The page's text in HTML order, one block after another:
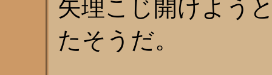
矢理こじ開けよう
たそうだ。